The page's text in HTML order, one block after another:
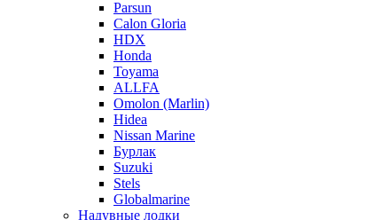
Parsun
Calon Gloria
HDX
Honda
Toyama
ALLFA
Omolon (Marlin)
Hidea
Nissan Marine
Бурлак
Suzuki
Stels
Globalmarine
Надувные лодки